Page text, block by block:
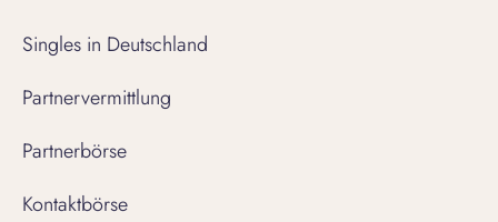
Singles in Deutschland
Partnervermittlung
Partnerbörse
Kontaktbörse